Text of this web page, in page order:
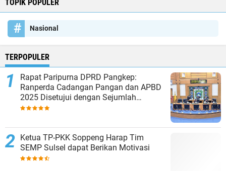
TOPIK POPULER
Nasional
TERPOPULER
Rapat Paripurna DPRD Pangkep:
Ranperda Cadangan Pangan dan APBD
2025 Disetujui dengan Sejumlah
Catatan
Ketua TP-PKK Soppeng Harap Tim
SEMP Sulsel dapat Berikan Motivasi